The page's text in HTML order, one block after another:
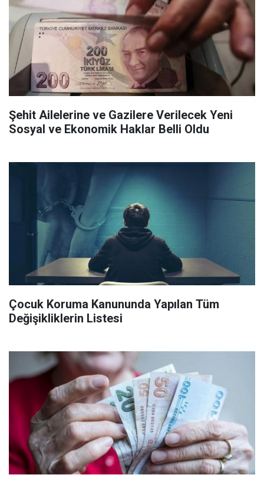
Şehit Ailelerine ve Gazilere Verilecek Yeni
Sosyal ve Ekonomik Haklar Belli Oldu
Çocuk Koruma Kanununda Yapılan Tüm
Değişikliklerin Listesi